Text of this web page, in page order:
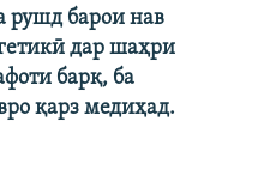
рушд барои нав
дар шаҳри
барқ, ба
қарз медиҳад.